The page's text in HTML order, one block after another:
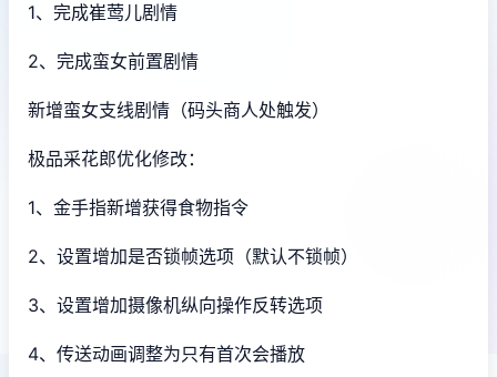
1、完成崔莺儿剧情
2、完成蛮女前置剧情
新增蛮女支线剧情（码头商人处触发）
极品采花郎优化修改：
1、金手指新增获得食物指令
2、设置增加是否锁帧选项（默认不锁帧）
3、设置增加摄像机纵向操作反转选项
4、传送动画调整为只有首次会播放